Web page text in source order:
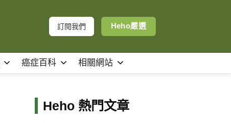
訂閱我們 Heho嚴選
癌症百科 相關網站
Heho 熱門文章